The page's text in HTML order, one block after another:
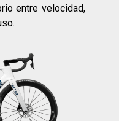
entre velocidad,